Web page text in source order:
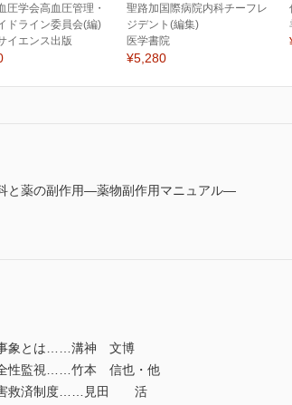
圧学会高血圧管理・
ドライン委員会(編)
イエンス出版
聖路加国際病院内科チーフレ
ジデント(編集)
医学書院
¥5,280
と薬の副作用―薬物副作用マニュアル―
象とは……溝神 文博
性監視……竹本 信也・他
害救済制度……見田 活